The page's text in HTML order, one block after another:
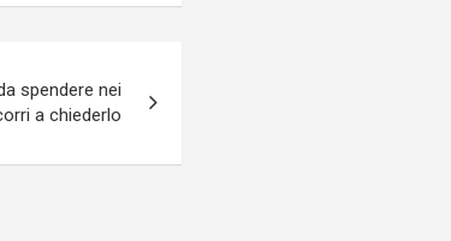
spendere nei
a chiederlo